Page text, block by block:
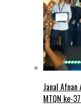
Janal
MTQN ke-